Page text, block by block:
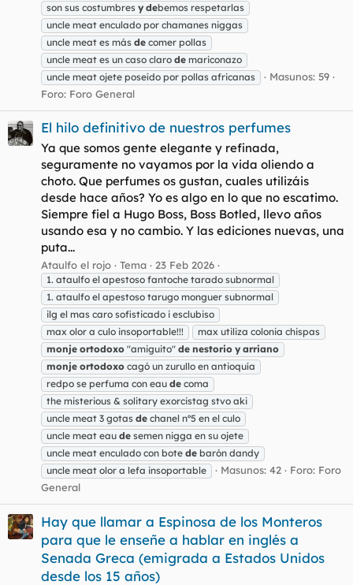
son sus costumbres y debemos respetarlas
uncle meat enculado por chamanes niggas
uncle meat es más de comer pollas
uncle meat es un caso claro de mariconazo
uncle meat ojete poseído por pollas africanas
Masunos: 59
Foro: Foro General
El hilo definitivo de nuestros perfumes
Ya que somos gente elegante y refinada,
seguramente no vayamos por la vida oliendo a
choto. Que perfumes os gustan, cuales utilizáis
desde hace años? Yo es algo en lo que no escatimo.
Siempre fiel a Hugo Boss, Boss Botled, llevo años
usando esa y no cambio. Y las ediciones nuevas, una
puta...
Ataulfo el rojo Tema 23 Feb 2026
1. ataulfo el apestoso fantoche tarado subnormal
1. ataulfo el apestoso tarugo monguer subnormal
ilg el mas caro sofisticado i esclubiso
max olor a culo insoportable!!!
max utiliza colonia chispas
monje ortodoxo "amiguito" de nestorio y arriano
monje ortodoxo cagó un zurullo en antioquía
redpo se perfuma con eau de coma
the misterious & solitary exorcistag stvo aki
uncle meat 3 gotas de chanel nº5 en el culo
uncle meat eau de semen nigga en su ojete
uncle meat enculado con bote de barón dandy
uncle meat olor a lefa insoportable
Masunos: 42 Foro: Foro
General
Hay que llamar a Espinosa de los Monteros
para que le enseñe a hablar en inglés a
Senada Greca (emigrada a Estados Unidos
desde los 15 años)